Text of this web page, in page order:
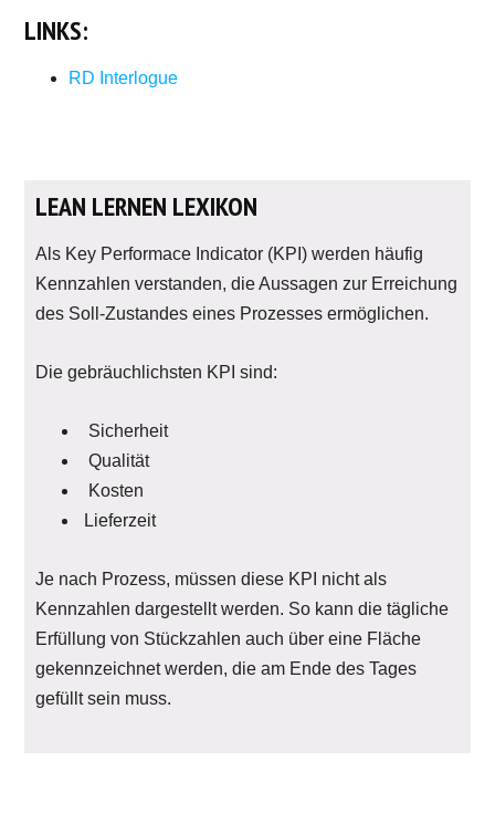
LINKS:
RD Interlogue
LEAN LERNEN LEXIKON
Als Key Performace Indicator (KPI) werden häufig
Kennzahlen verstanden, die Aussagen zur Erreichung
des Soll-Zustandes eines Prozesses ermöglichen.
Die gebräuchlichsten KPI sind:
Sicherheit
Qualität
Kosten
Lieferzeit
Je nach Prozess, müssen diese KPI nicht als
Kennzahlen dargestellt werden. So kann die tägliche
Erfüllung von Stückzahlen auch über eine Fläche
gekennzeichnet werden, die am Ende des Tages
gefüllt sein muss.